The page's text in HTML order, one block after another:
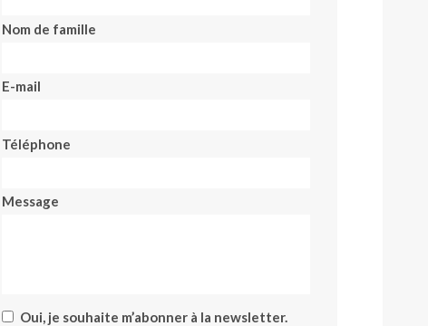
Nom de famille
E-mail
Téléphone
Message
Oui, je souhaite m’abonner à la newsletter.